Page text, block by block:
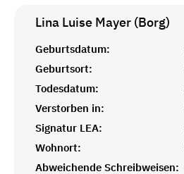
Lina Luise Mayer (Borg)
Geburtsdatum:
Geburtsort:
Todesdatum:
Verstorben in:
Signatur LEA:
Wohnort:
Abweichende Schreibweisen: